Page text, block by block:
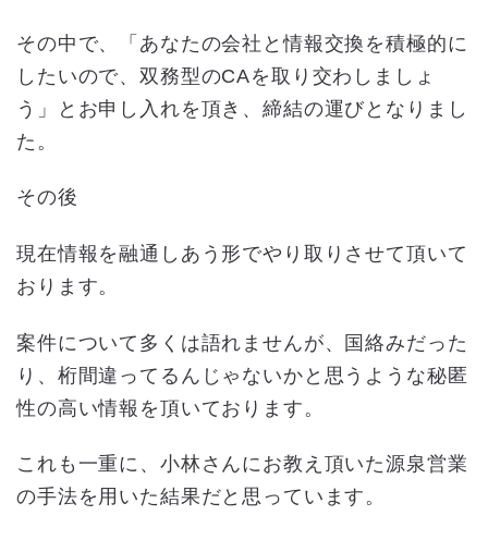
その中で、「あなたの会社と情報交換を積極的に
したいので、双務型のCAを取り交わしましょ
う」とお申し入れを頂き、締結の運びとなりまし
た。
その後
現在情報を融通しあう形でやり取りさせて頂いて
おります。
案件について多くは語れませんが、国絡みだった
り、桁間違ってるんじゃないかと思うような秘匿
性の高い情報を頂いております。
これも一重に、小林さんにお教え頂いた源泉営業
の手法を用いた結果だと思っています。